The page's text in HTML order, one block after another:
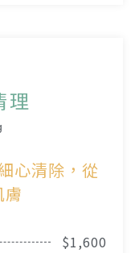
理
心清除，從
膚
$1,600